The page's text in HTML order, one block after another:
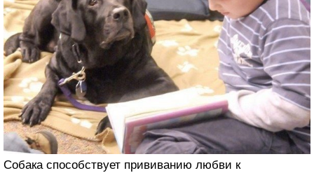
Собака способствует прививанию любви к